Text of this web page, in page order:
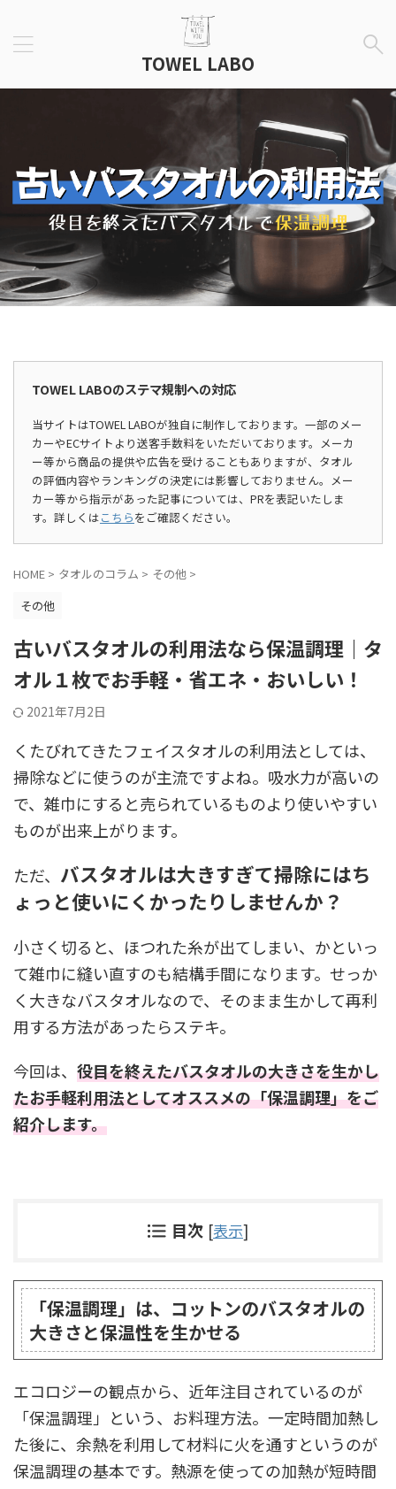
TOWEL LABO
TOWEL LABOのステマ規制への対応
当サイトはTOWEL LABOが独自に制作しております。一部のメー
カーやECサイトより送客手数料をいただいております。メーカ
ー等から商品の提供や広告を受けることもありますが、タオル
の評価内容やランキングの決定には影響しておりません。メー
カー等から指示があった記事については、PRを表記いたしま
す。詳しくはこちらをご確認ください。
HOME > タオルのコラム > その他 >
その他
古いバスタオルの利用法なら保温調理｜タ
オル１枚でお手軽・省エネ・おいしい！
2021年7月2日
くたびれてきたフェイスタオルの利用法としては、
掃除などに使うのが主流ですよね。吸水力が高いの
で、雑巾にすると売られているものより使いやすい
ものが出来上がります。
ただ、 バスタオルは大きすぎて掃除にはち
ょっと使いにくかったりしませんか？
小さく切ると、ほつれた糸が出てしまい、かといっ
て雑巾に縫い直すのも結構手間になります。せっか
く大きなバスタオルなので、そのまま生かして再利
用する方法があったらステキ。
今回は、 役目を終えたバスタオルの大きさを生かし
たお手軽利用法としてオススメの「保温調理」をご
紹介します。
目次 [表示]
「保温調理」は、コットンのバスタオルの
大きさと保温性を生かせる
エコロジーの観点から、近年注目されているのが
「保温調理」という、お料理方法。一定時間加熱し
た後に、余熱を利用して材料に火を通すというのが
保温調理の基本です。熱源を使っての加熱が短時間